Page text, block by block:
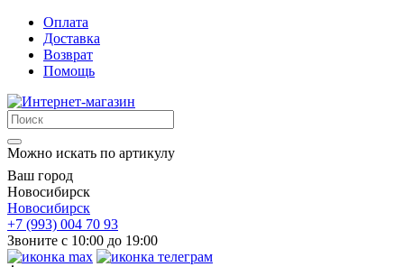
Оплата
Доставка
Возврат
Помощь
Можно искать по артикулу
Ваш город
Новосибирск
Новосибирск
+7 (993) 004 70 93
Звоните с 10:00 до 19:00